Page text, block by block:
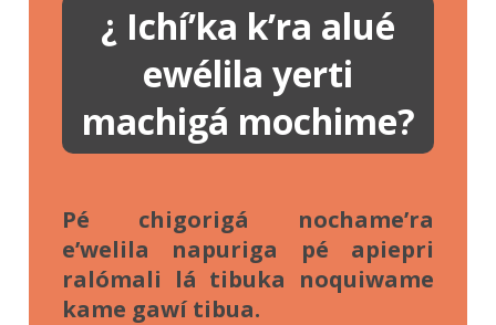
¿ Ichí’ka k’ra alué
ewélila yerti
machigá mochime?
Pé chigorigá nochame’ra
e’welila napuriga pé apiepri
ralómali lá tibuka noquiwame
kame gawí tibua.